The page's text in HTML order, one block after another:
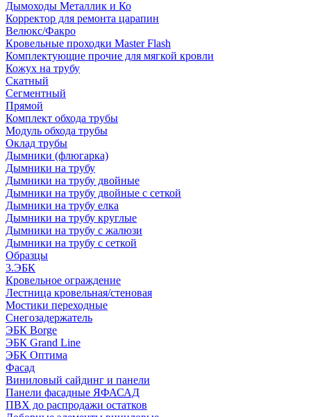
Дымоходы Металлик и Ко
Корректор для ремонта царапин
Велюкс/Факро
Кровельные проходки Master Flash
Комплектующие прочие для мягкой кровли
Кожух на трубу
Скатный
Сегментный
Прямой
Комплект обхода трубы
Модуль обхода трубы
Оклад трубы
Дымники (флюгарка)
Дымники на трубу
Дымники на трубу двoйные
Дымники на трубу двoйные с сеткой
Дымники на трубу елка
Дымники на трубу круглые
Дымники на трубу с жалюзи
Дымники на трубу с сеткой
Образцы
3.ЭБК
Кровельное ограждение
Лестница кровельная/стеновая
Мостики переходные
Снегозадержатель
ЭБК Borge
ЭБК Grand Line
ЭБК Оптима
Фасад
Виниловый сайдинг и панели
Панели фасадные ЯФАСАД
ПВХ до распродажи остатков